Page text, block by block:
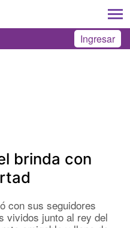
Ingresar
brinda con
con sus seguidores
vividos junto al rey del